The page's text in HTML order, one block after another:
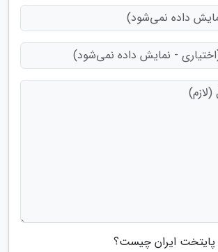
پایتخت ایران چیست؟